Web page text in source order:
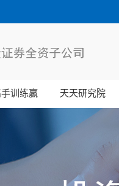
训练赢 天天研究院